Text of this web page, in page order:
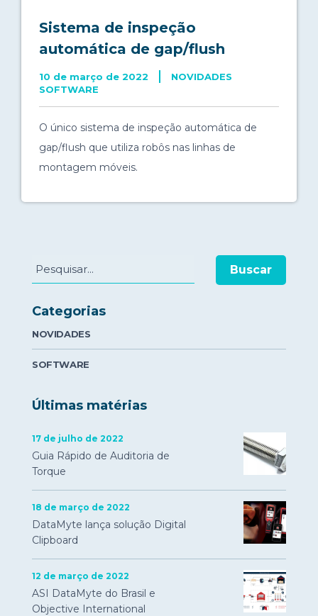
Sistema de inspeção
automática de gap/flush
10 de março de 2022
NOVIDADES
SOFTWARE
O único sistema de inspeção automática de
gap/flush que utiliza robôs nas linhas de
montagem móveis.
Buscar
Categorias
NOVIDADES
SOFTWARE
Últimas matérias
17 de julho de 2022
Guia Rápido de Auditoria de
Torque
18 de março de 2022
DataMyte lança solução Digital
Clipboard
12 de março de 2022
ASI DataMyte do Brasil e
Objective International